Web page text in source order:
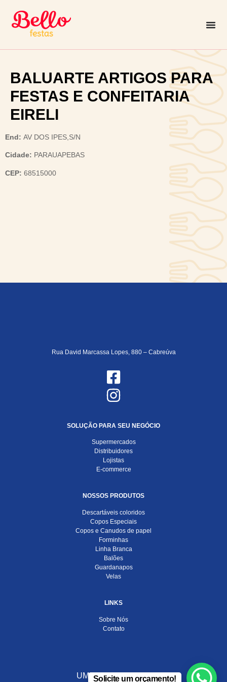
BALUARTE ARTIGOS PARA
FESTAS E CONFEITARIA
EIRELI
End: AV DOS IPES,S/N
Cidade: PARAUAPEBAS
CEP: 68515000
Rua David Marcassa Lopes, 880 – Cabreúva
SOLUÇÃO PARA SEU NEGÓCIO
Supermercados
Distribuidores
Lojistas
E-commerce
NOSSOS PRODUTOS
Descartáveis coloridos
Copos Especiais
Copos e Canudos de papel
Forminhas
Linha Branca
Balões
Guardanapos
Velas
LINKS
Sobre Nós
Contato
UMA EMPRESA DO
Solicite um orçamento!